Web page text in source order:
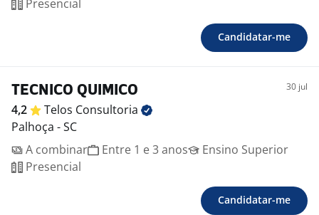
Presencial
Candidatar-me
TECNICO QUIMICO 30 jul
4,2 Telos Consultoria
Palhoça - SC
A combinar
Entre 1 e 3 anos
Ensino Superior
Presencial
Candidatar-me